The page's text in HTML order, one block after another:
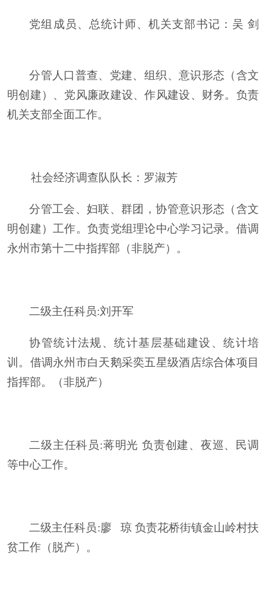
党组成员、总统计师、机关支部书记 ： 吴 剑
分管人口普查、党建、组织、意识形态（含文
明创建）、党风廉政建设、作风建设、财务。负责
机关支部全面工作。
社会经济调查队队长 ： 罗淑芳
分管工会、妇联、群团，协管意识形态（含文
明创建）工作。负责党组理论中心学习记录。借调
永州市第十二中指挥部（非脱产）。
二级主任科员:刘开军
协管统计法规、统计基层基础建设、统计培
训。借调永州市白天鹅采奕五星级酒店综合体项目
指挥部。（非脱产）
二级主任科员:蒋明光 负责创建、夜巡、民调
等中心工作。
二级主任科员:廖 琼 负责花桥街镇金山岭村扶
贫工作（脱产）。